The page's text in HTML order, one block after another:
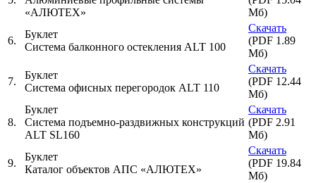
«АЛЮТЕХ»
Мб)
6.
Буклет
Система балконного остекления ALT 100
Скачать
(PDF 1.89
Мб)
7.
Буклет
Система офисных перегородок ALT 110
Скачать
(PDF 12.44
Мб)
8.
Буклет
Система подъемно-раздвижных конструкций
ALT SL160
Скачать
(PDF 2.91
Мб)
9.
Буклет
Каталог объектов АПС «АЛЮТЕХ»
Скачать
(PDF 19.84
Мб)